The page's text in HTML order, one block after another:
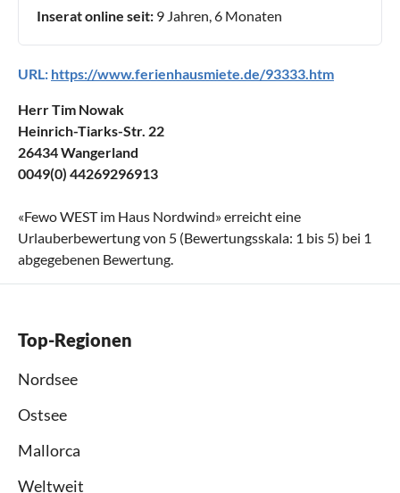
Inserat online seit: 9 Jahren, 6 Monaten
URL: https://www.ferienhausmiete.de/93333.htm
Herr Tim Nowak
Heinrich-Tiarks-Str. 22
26434 Wangerland
0049(0) 44269296913
«Fewo WEST im Haus Nordwind» erreicht eine
Urlauberbewertung von 5 (Bewertungsskala: 1 bis 5) bei 1
abgegebenen Bewertung.
Top-Regionen
Nordsee
Ostsee
Mallorca
Weltweit